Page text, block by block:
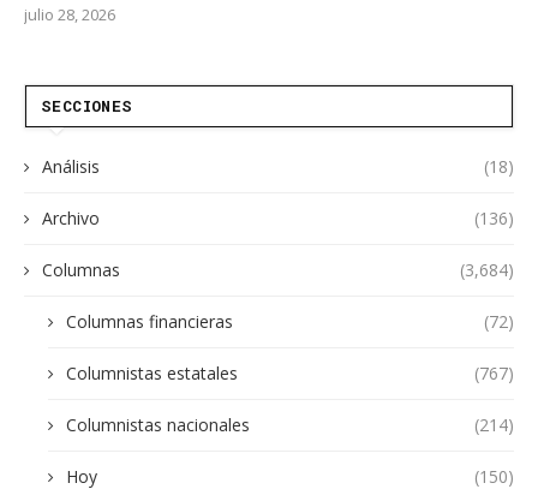
julio 28, 2026
SECCIONES
Análisis (18)
Archivo (136)
Columnas (3,684)
Columnas financieras (72)
Columnistas estatales (767)
Columnistas nacionales (214)
Hoy (150)